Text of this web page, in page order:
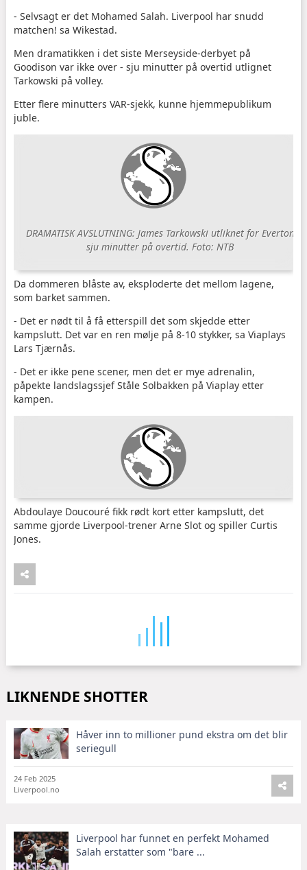
- Selvsagt er det Mohamed Salah. Liverpool har snudd
matchen! sa Wikestad.
Men dramatikken i det siste Merseyside-derbyet på
Goodison var ikke over - sju minutter på overtid utlignet
Tarkowski på volley.
Etter flere minutters VAR-sjekk, kunne hjemmepublikum
juble.
DRAMATISK AVSLUTNING: James Tarkowski utliknet for Everton
sju minutter på overtid. Foto: NTB
Da dommeren blåste av, eksploderte det mellom lagene,
som barket sammen.
- Det er nødt til å få etterspill det som skjedde etter
kampslutt. Det var en ren mølje på 8-10 stykker, sa Viaplays
Lars Tjærnås.
- Det er ikke pene scener, men det er mye adrenalin,
påpekte landslagssjef Ståle Solbakken på Viaplay etter
kampen.
Abdoulaye Doucouré fikk rødt kort etter kampslutt, det
samme gjorde Liverpool-trener Arne Slot og spiller Curtis
Jones.
LIKNENDE SHOTTER
Håver inn to millioner pund ekstra om det blir
seriegull
24 Feb 2025
Liverpool.no
Liverpool har funnet en perfekt Mohamed
Salah erstatter som "bare ...